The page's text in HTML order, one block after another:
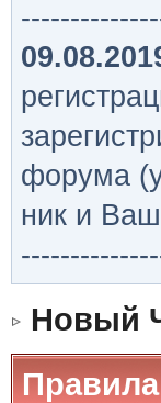
форума
ник и
Новый